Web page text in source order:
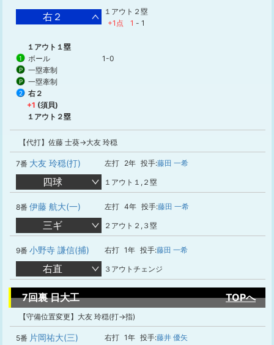
右２
１アウト２塁
+1点
1 - 1
１アウト１塁
1 ボール 1-0
P 一塁牽制
P 一塁牽制
2
右２
+1 (須貝)
１アウト２塁
【代打】佐藤 士葵→大友 玲穏
7番 大友 玲穏(打) 左打 2年 投手:藤田 一希
四球 １アウト１,２塁
8番 伊藤 航大(一) 左打 4年 投手:藤田 一希
三ギ ２アウト２,３塁
9番 小野寺 謙信(捕) 右打 1年 投手:藤田 一希
右直 ３アウトチェンジ
7回裏 日大工 TOPへ
【守備位置変更】大友 玲穏(打→指)
5番 片岡祐大(三) 右打 1年 投手:藤井 優矢